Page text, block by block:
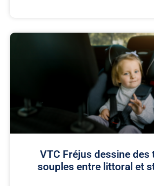
VTC Fréjus dessine des
souples entre littoral et